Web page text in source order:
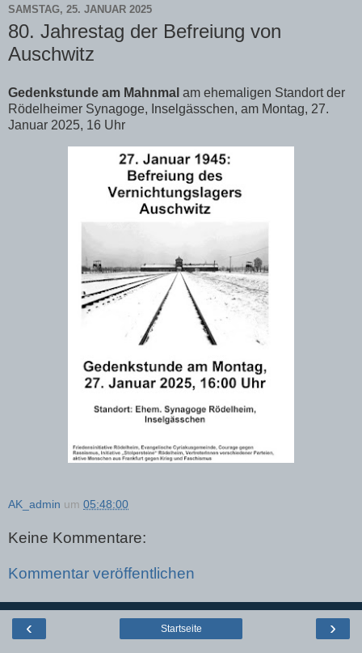
SAMSTAG, 25. JANUAR 2025
80. Jahrestag der Befreiung von
Auschwitz
Gedenkstunde am Mahnmal am ehemaligen Standort der
Rödelheimer Synagoge, Inselgässchen, am Montag, 27.
Januar 2025, 16 Uhr
AK_admin um 05:48:00
Keine Kommentare:
Kommentar veröffentlichen
‹ ›
Startseite